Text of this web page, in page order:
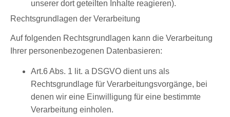
unserer dort geteilten Inhalte reagieren).
Rechtsgrundlagen der Verarbeitung
Auf folgenden Rechtsgrundlagen kann die Verarbeitung
Ihrer personenbezogenen Datenbasieren:
Art.6 Abs. 1 lit. a DSGVO dient uns als
Rechtsgrundlage für Verarbeitungsvorgänge, bei
denen wir eine Einwilligung für eine bestimmte
Verarbeitung einholen.